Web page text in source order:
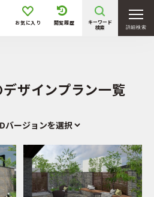
詳細検索
お気に入り 閲覧履歴
キーワード
検索
デザインプラン一覧